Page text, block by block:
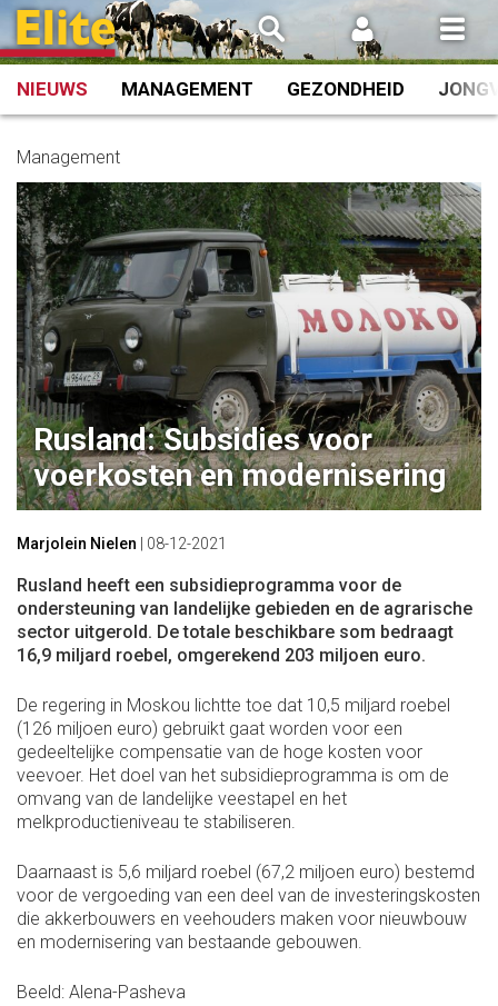
Spring
naar
inhoud
NIEUWS MANAGEMENT GEZONDHEID
Management
Rusland: Subsidies voor
voerkosten en modernisering
Marjolein Nielen 08-12-2021
Rusland heeft een subsidieprogramma voor de
ondersteuning van landelijke gebieden en de agrarische
sector uitgerold. De totale beschikbare som bedraagt
16,9 miljard roebel, omgerekend 203 miljoen euro.
De regering in Moskou lichtte toe dat 10,5 miljard roebel
(126 miljoen euro) gebruikt gaat worden voor een
gedeeltelijke compensatie van de hoge kosten voor
veevoer. Het doel van het subsidieprogramma is om de
omvang van de landelijke veestapel en het
melkproductieniveau te stabiliseren.
Daarnaast is 5,6 miljard roebel (67,2 miljoen euro) bestemd
voor de vergoeding van een deel van de investeringskosten
die akkerbouwers en veehouders maken voor nieuwbouw
en modernisering van bestaande gebouwen.
Beeld: Alena-Pasheva